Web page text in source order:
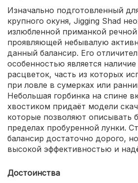
Изначально подготовленный
крупного окуня, Jigging Shad
излюбленной приманкой
проявляющей небывалую
данный балансир. Его
особенностью является
расцветок, часть из которых
при ловле в сумерках или
Небольшая горбинка на спине
хвостиком придаёт модели
которые позволяют описывать
пределах пробуренной лунки.
балансир достаточно дорого,
высокой эффективностью и
Достоинства